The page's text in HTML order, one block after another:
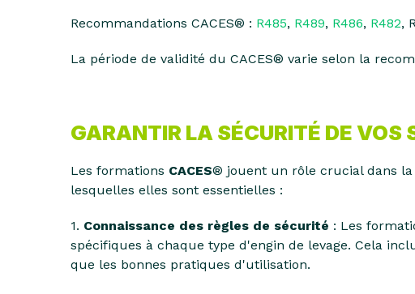
Recommandations CACES® : R485, R489, R486, R482,
La période de validité du CACES® varie selon la
GARANTIR LA SÉCURITÉ DE VOS
Les formations CACES® jouent un rôle crucial dans la
lesquelles elles sont essentielles :
1. Connaissance des règles de sécurité : Les
spécifiques à chaque type d'engin de levage. Cela
que les bonnes pratiques d'utilisation.